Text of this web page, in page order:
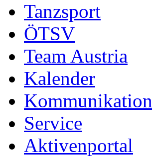
Tanzsport
ÖTSV
Team Austria
Kalender
Kommunikation
Service
Aktivenportal